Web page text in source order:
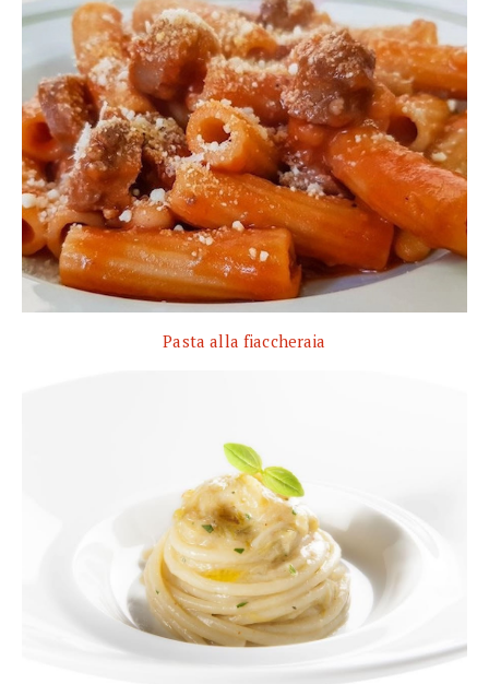
Pasta alla fiaccheraia